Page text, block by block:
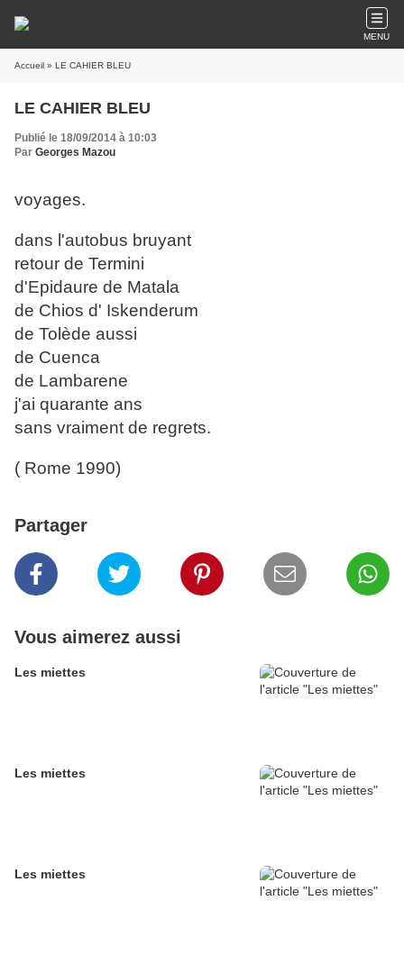
MENU
Accueil » LE CAHIER BLEU
LE CAHIER BLEU
Publié le 18/09/2014 à 10:03
Par Georges Mazou
voyages.
dans l'autobus bruyant
retour de Termini
d'Epidaure de Matala
de Chios d' Iskenderum
de Tolède aussi
de Cuenca
de Lambarene
j'ai quarante ans
sans vraiment de regrets.
( Rome 1990)
Partager
Vous aimerez aussi
Les miettes
Les miettes
Les miettes